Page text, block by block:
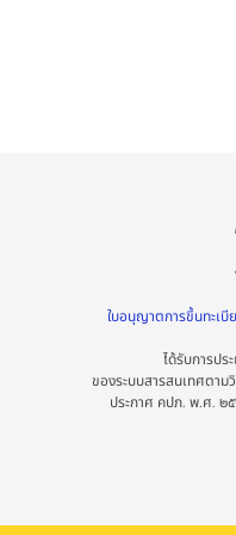
ใบอนุญาตการขึ้นทะเบี
ได้รับการปร
ของระบบสารสนเทศตาม
ประกาศ คปภ. พ.ศ. ๒